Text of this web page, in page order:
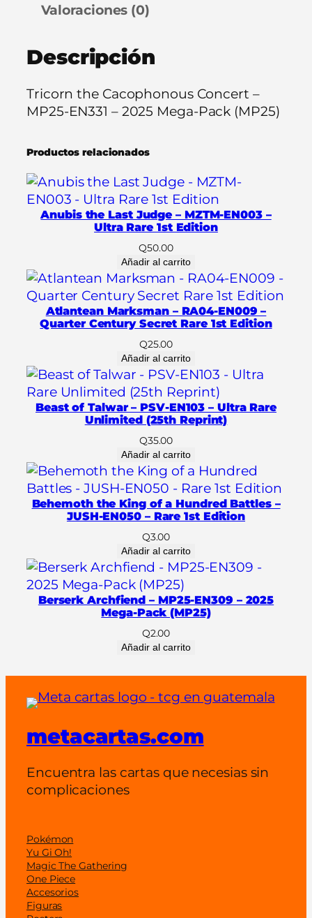
C
c
o
o
n
o
n
c
–
M
P
E
N
3
–
2
0
g
a
P
a
c
k
P
2
5
)
c
Valoraciones (0)
Descripción
Tricorn the Cacophonous Concert –
MP25-EN331 – 2025 Mega-Pack (MP25)
Productos relacionados
Anubis the Last Judge – MZTM-EN003 –
Ultra Rare 1st Edition
Q50.00
Añadir al carrito
Atlantean Marksman – RA04-EN009 –
Quarter Century Secret Rare 1st Edition
Q25.00
Añadir al carrito
Beast of Talwar – PSV-EN103 – Ultra Rare
Unlimited (25th Reprint)
Q35.00
Añadir al carrito
Behemoth the King of a Hundred Battles –
JUSH-EN050 – Rare 1st Edition
Q3.00
Añadir al carrito
Berserk Archfiend – MP25-EN309 – 2025
Mega-Pack (MP25)
Q2.00
Añadir al carrito
metacartas.com
Encuentra las cartas que necesias sin
complicaciones
Pokémon
Yu Gi Oh!
Magic The Gathering
One Piece
Accesorios
Figuras